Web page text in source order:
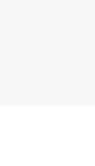
コンのデータを復旧
ムを削除したい